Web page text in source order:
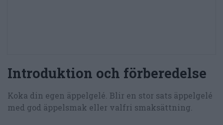
Introduktion och förberedelse
Koka din egen äppelgelé. Blir en stor sats äppelgelé
med god äppelsmak eller valfri smaksättning.